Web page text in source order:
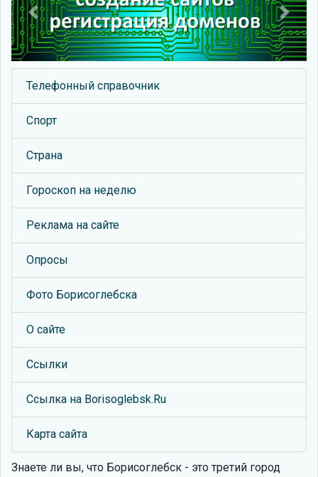
Previous Next
Телефонный справочник
Спорт
Страна
Гороскоп на неделю
Реклама на сайте
Опросы
Фото Борисоглебска
О сайте
Ссылки
Ссылка на Borisoglebsk.Ru
Карта сайта
Знаете ли вы, что Борисоглебск - это третий город